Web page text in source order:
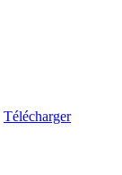
Télécharger